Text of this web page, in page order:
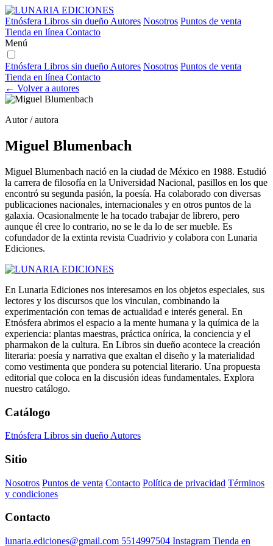
Etnósfera Libros sin dueño Autores Nosotros Puntos de venta
Tienda en línea Contacto
Menú
Etnósfera Libros sin dueño Autores Nosotros Puntos de venta
Tienda en línea Contacto
← Volver a autores
Autor / autora
Miguel Blumenbach
Miguel Blumenbach nació en la ciudad de México en 1988. Estudió
la carrera de filosofía en la Universidad Nacional, pasillos en los que
encontró su segunda pasión, la poesía. Ha colaborado con diversas
publicaciones nacionales, internacionales y en otros puntos de la
galaxia. Ocasionalmente le ha tocado trabajar de librero, pero
aunque él cree lo contrario, no se le da lo de ser mueble. Es
cofundador de la extinta revista Cuadrivio y colabora con Lunaria
Ediciones.
En Lunaria Ediciones nos interesamos en los objetos especiales, sus
lectores y los discursos que los vinculan, combinando la
experimentación con temas de actualidad e interés general. En
Etnósfera abrimos el espacio a la mente humana y la química de la
experiencia: plantas maestras, práctica onírica, la conciencia y el
pharmakon de la cultura. En Libros sin dueño acontece la creación
literaria: poesía y narrativa que exaltan el diseño y la materialidad
como vestimenta que pondera su potencial literario. Una propuesta
editorial que coloca en la discusión ideas fundamentales. Explora
nuestro catálogo.
Catálogo
Etnósfera Libros sin dueño Autores
Sitio
Nosotros Puntos de venta Contacto Política de privacidad Términos
y condiciones
Contacto
lunaria.ediciones@gmail.com 5514997504 Instagram Tienda en